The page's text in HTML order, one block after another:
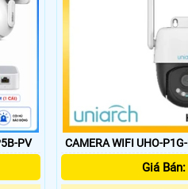
PV CAMERA WIFI UHO-
Giá Bán: